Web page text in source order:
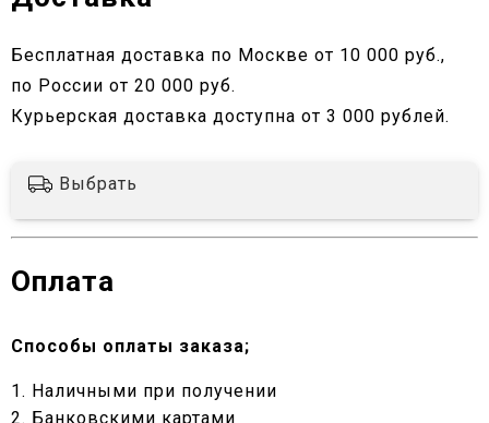
Бесплатная доставка по Москве от 10 000 руб.,
по России от 20 000 руб.
Курьерская доставка доступна от 3 000 рублей.
Выбрать
Оплата
Способы оплаты заказа;
1. Наличными при получении
2. Банковскими картами